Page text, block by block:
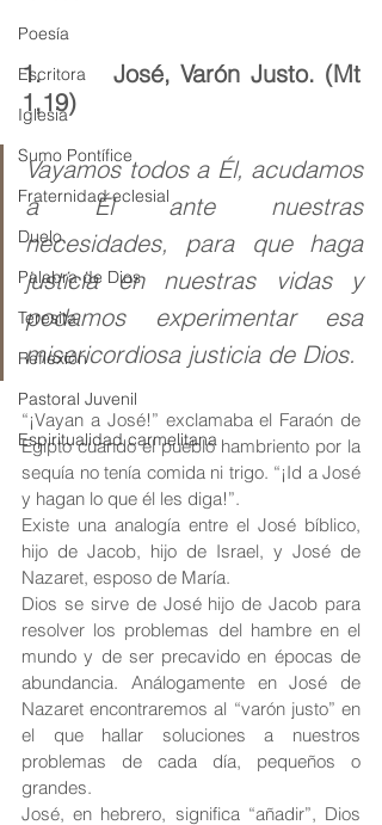
Poesía
Escritora
Iglesia
Sumo Pontífice
Fraternidad eclesial
Duelo
Palabra de Dios
Teresita
Reflexión
Pastoral Juvenil
Espiritualidad carmelitana
1.       José, Varón Justo. (Mt
1,19)
Vayamos todos a Él, acudamos
a Él ante nuestras
necesidades, para que haga
justicia en nuestras vidas y
podamos experimentar esa
misericordiosa justicia de Dios.
“¡Vayan a José!” exclamaba el Faraón de
Egipto cuando el pueblo hambriento por la
sequía no tenía comida ni trigo. “¡Id a José
y hagan lo que él les diga!”.
Existe una analogía entre el José bíblico,
hijo de Jacob, hijo de Israel, y José de
Nazaret, esposo de María.
Dios se sirve de José hijo de Jacob para
resolver los problemas del hambre en el
mundo y de ser precavido en épocas de
abundancia. Análogamente en José de
Nazaret encontraremos al “varón justo” en
el que hallar soluciones a nuestros
problemas de cada día, pequeños o
grandes.
José, en hebrero, significa “añadir”, Dios